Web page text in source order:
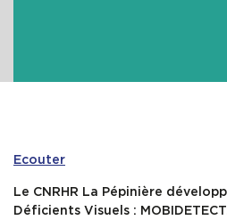
Ecouter
Le CNRHR La Pépinière
Déficients Visuels :